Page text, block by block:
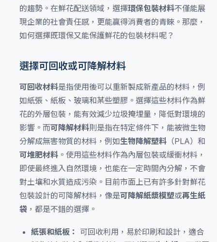
的趨勢。在鮮花配送領域，選擇環保包裝材料不僅能展
現企業的社會責任感，更能贏得消費者的青睞。那麼，
如何選擇既環保又能保護鮮花的包裝材料呢？
選擇可回收或可降解材料
可回收材料是指使用後可以重新製成新產品的材料，例
如紙張、紙板、玻璃和某些塑膠。選擇這些材料作為鮮
花的外層包裝，能有效減少垃圾掩埋量，降低對環境的
影響。而可降解材料則是指在特定條件下，能被微生物
分解成無害物質的材料，例如生物降解塑料 （PLA）和
可堆肥材料 。使用這些材料作為內層包裝或緩衝材料，
即使最終進入自然環境，也能在一定時間內分解，不會
對土壤和水質造成污染。目前市面上已有許多針對鮮花
包裝設計的可降解材料，像是可降解紙漿模塑或再生紙
袋 ，都是不錯的選擇。
紙張和紙板：
可回收利用，易於印刷和設計，適合